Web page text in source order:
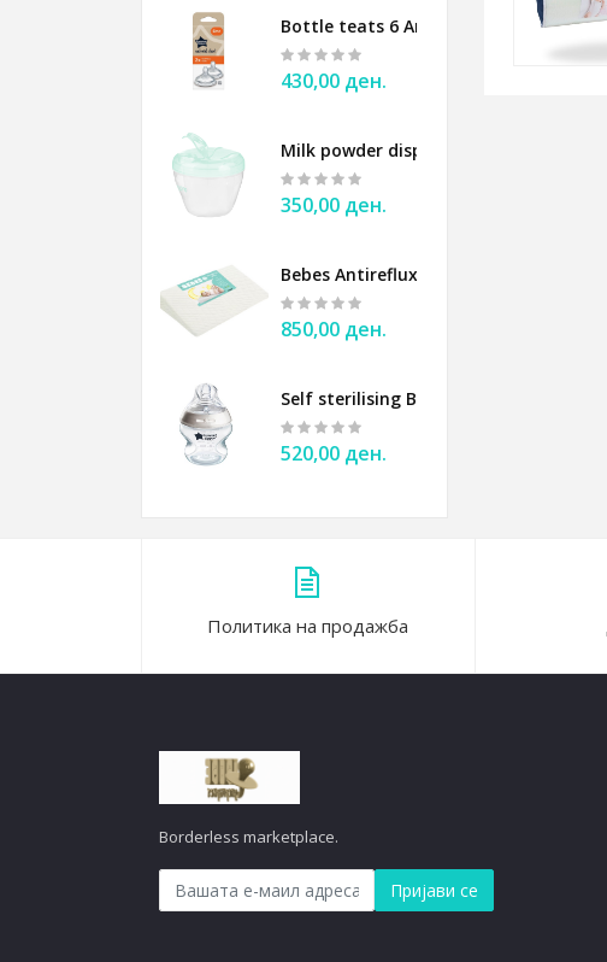
Bottle teats 6 Anticolic Tommee
430,00 ден.
Milk powder dispenser BABYONO
350,00 ден.
Bebes Antireflux Pillow for baby
850,00 ден.
Self sterilising Bottle 150ml Anticolic
520,00 ден.
1.600,00 ден.
Политика на продажба
Borderless marketplace.
Пријави се